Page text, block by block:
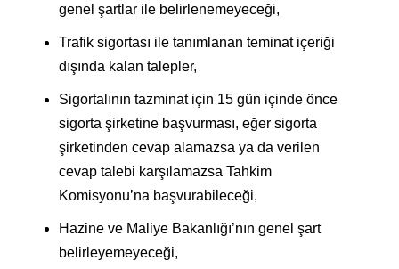
genel şartlar ile belirlenemeyeceği,
Trafik sigortası ile tanımlanan teminat içeriği
dışında kalan talepler,
Sigortalının tazminat için 15 gün içinde önce
sigorta şirketine başvurması, eğer sigorta
şirketinden cevap alamazsa ya da verilen
cevap talebi karşılamazsa Tahkim
Komisyonu’na başvurabileceği,
Hazine ve Maliye Bakanlığı’nın genel şart
belirleyemeyeceği,